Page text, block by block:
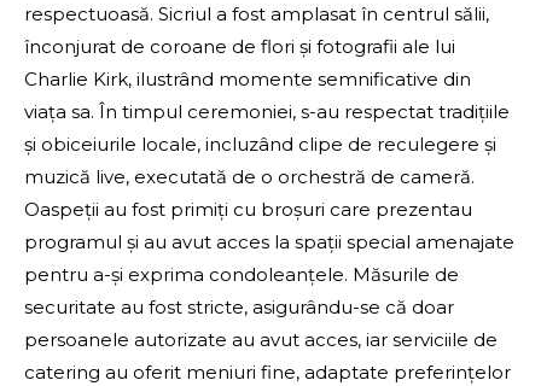
respectuoasă. Sicriul a fost amplasat în centrul sălii,
înconjurat de coroane de flori și fotografii ale lui
Charlie Kirk, ilustrând momente semnificative din
viața sa. În timpul ceremoniei, s-au respectat tradițiile
și obiceiurile locale, incluzând clipe de reculegere și
muzică live, executată de o orchestră de cameră.
Oaspeții au fost primiți cu broșuri care prezentau
programul și au avut acces la spații special amenajate
pentru a-și exprima condoleanțele. Măsurile de
securitate au fost stricte, asigurându-se că doar
persoanele autorizate au avut acces, iar serviciile de
catering au oferit meniuri fine, adaptate preferințelor